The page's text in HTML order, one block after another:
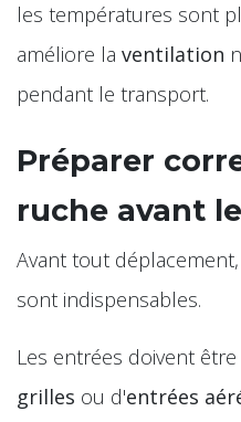
les températures sont
améliore la ventilation
pendant le transport.
Préparer
ruche avant
Avant tout
sont indispensables.
Les entrées doivent
grilles ou d'entrées